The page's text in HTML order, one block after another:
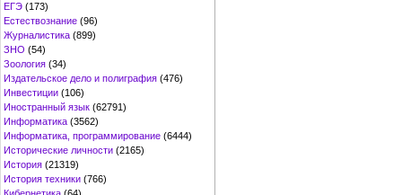
ЕГЭ (173)
Естествознание (96)
Журналистика (899)
ЗНО (54)
Зоология (34)
Издательское дело и полиграфия (476)
Инвестиции (106)
Иностранный язык (62791)
Информатика (3562)
Информатика, программирование (6444)
Исторические личности (2165)
История (21319)
История техники (766)